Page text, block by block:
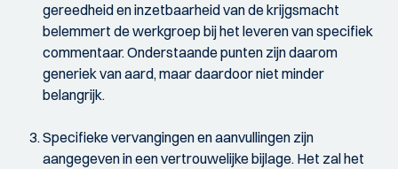
gereedheid en inzetbaarheid van de krijgsmacht
belemmert de werkgroep bij het leveren van specifiek
commentaar. Onderstaande punten zijn daarom
generiek van aard, maar daardoor niet minder
belangrijk.
Specifieke vervangingen en aanvullingen zijn
aangegeven in een vertrouwelijke bijlage. Het zal het